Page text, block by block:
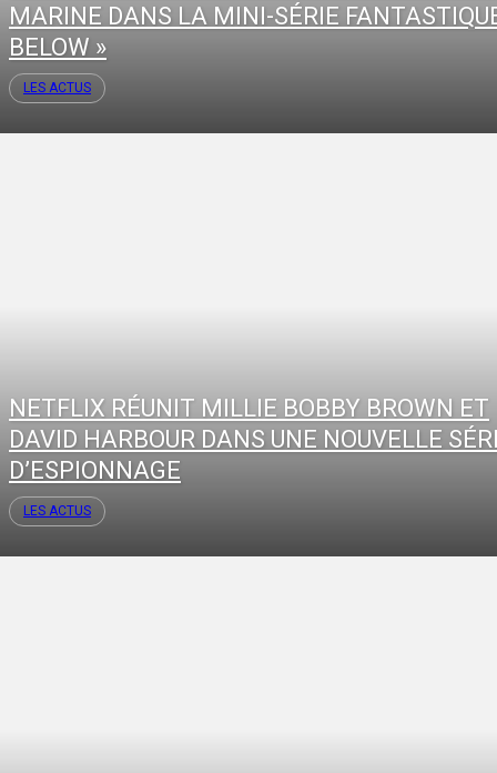
MARINE DANS LA MINI-SÉRIE
BELOW »
LES ACTUS
NETFLIX RÉUNIT MILLIE BOBBY BROWN ET
DAVID HARBOUR DANS UNE NOUVELLE
D’ESPIONNAGE
LES ACTUS